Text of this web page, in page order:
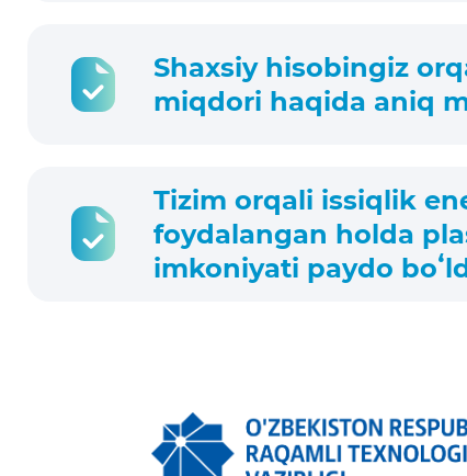
Shaxsiy hisobingiz
miqdori haqida aniq
Tizim orqali issiqlik
foydalangan holda
imkoniyati paydo